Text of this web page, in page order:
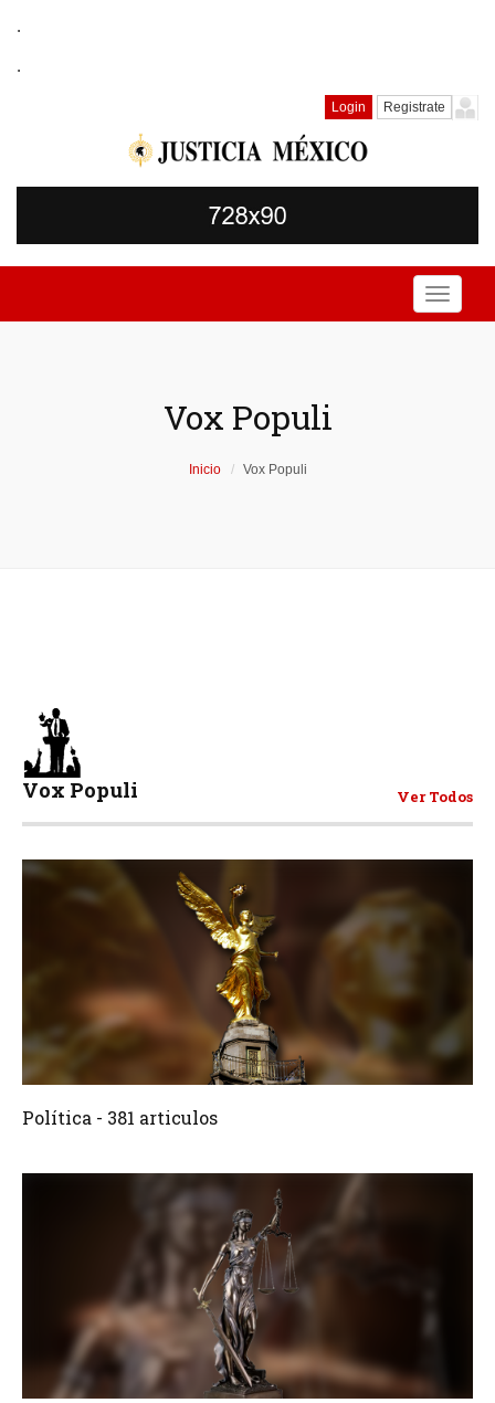
.
.
Login Registrate
Toggle
Vox Populi
Inicio Vox Populi
Vox Populi Ver Todos
381 Articulos
Política - 381 articulos
Crear 1516 Articulos